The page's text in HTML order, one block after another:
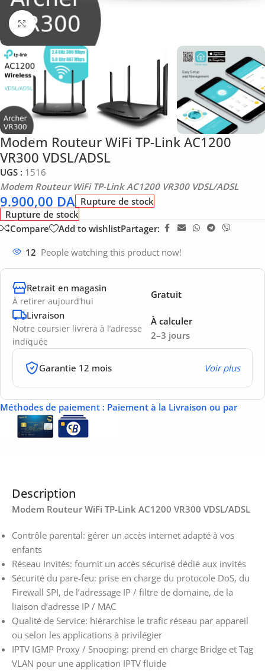
Click to enlarge
Modem Routeur WiFi TP-Link AC1200
VR300 VDSL/ADSL
UGS : 1516
Modem Routeur WiFi TP-Link AC1200 VR300 VDSL/ADSL
9.900,00 DA Rupture de stock
Rupture de stock
Compare
Add to wishlistPartager:
12 People watching this product now!
Retrait en magasin
À retirer aujourd’hui
Gratuit
Livraison
Notre coursier livrera à l’adresse
indiquée
2–3 jours
À calculer
Garantie 12 mois Voir plus
Méthodes de paiement : Paiement à la Livraison ou par
Description
Modem Routeur WiFi TP-Link AC1200 VR300 VDSL/ADSL
Contrôle parental: gérer un accès internet adapté à vos
enfants
Réseau Invités: fournit un accès sécurisé dédié aux invités
Sécurité du pare-feu: prise en charge du protocole DoS, du
Firewall SPI, de l’adressage IP / filtre de domaine, de la
liaison d’adresse IP / MAC
Qualité de Service: hiérarchise le trafic réseau par appareil
ou selon les applications à privilégier
IPTV IGMP Proxy / Snooping: prend en charge Bridge et Tag
VLAN pour une application IPTV fluide